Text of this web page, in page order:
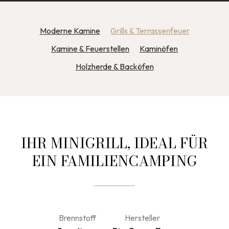
Moderne Kamine
Grills & Terrassenfeuer
Kamine & Feuerstellen
Kaminöfen
Holzherde & Backöfen
IHR MINIGRILL, IDEAL FÜR
EIN FAMILIENCAMPING
Brennstoff Hersteller